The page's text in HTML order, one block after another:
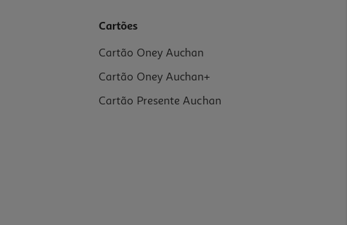
Cartões
Cartão Oney Auchan
Cartão Oney Auchan+
Cartão Presente Auchan